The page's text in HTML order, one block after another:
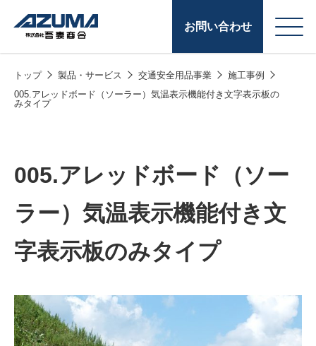
お問い合わせ
株式会社吾妻商会 会
会
製品・サービス
原燃料事業
LPG販売
潤滑油
トップ 製品・サービス 交通安全用品事業
施工事例
005.アレッドボード（ソーラー）気温表示機能付き文字表示板の
みタイプ
005.アレッドボード（ソー
ラー）気温表示機能付き文
字表示板のみタイプ